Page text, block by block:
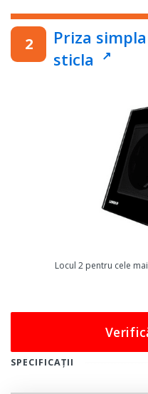
smartphone-uri.
Dar poate cel mai
protectie APC
tensiune, precum si de
curent care ar putea
vei putea folosi
iti faci griji cu privire la
Priza are o frecventa de
curent maxim de intrare
plus, designul sau
Nu mai astepta si
problema cu Priza cu
Essential PM1W-GR,
liniste si confort in casa ta!
Priza
sticla
SPECIFICAȚII
Locul 2 pentru cele